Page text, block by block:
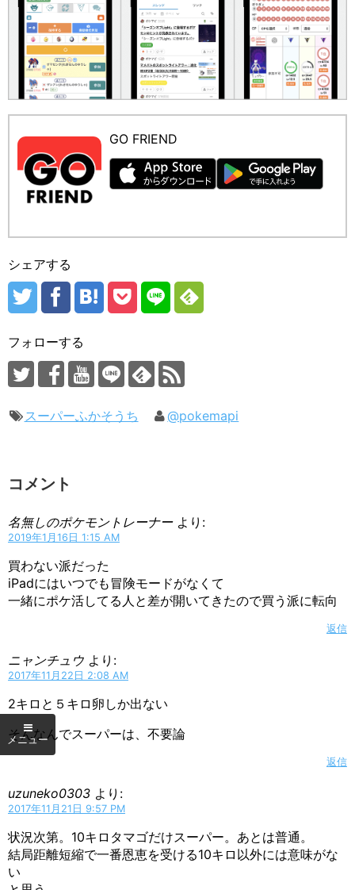
GO FRIEND
シェアする
フォローする
スーパーふかそうち @pokemapi
コメント
名無しのポケモントレーナー より:
2019年1月16日 1:15 AM
買わない派だった
iPadにはいつでも冒険モードがなくて
一緒にポケ活してる人と差が開いてきたので買う派に転向
返信
ニャンチュウ より:
2017年11月22日 2:08 AM
2キロと５キロ卵しか出ない
そんなんでスーパーは、不要論
返信
uzuneko0303 より:
2017年11月21日 9:57 PM
状況次第。10キロタマゴだけスーパー。あとは普通。
結局距離短縮で一番恩恵を受ける10キロ以外には意味がな
い